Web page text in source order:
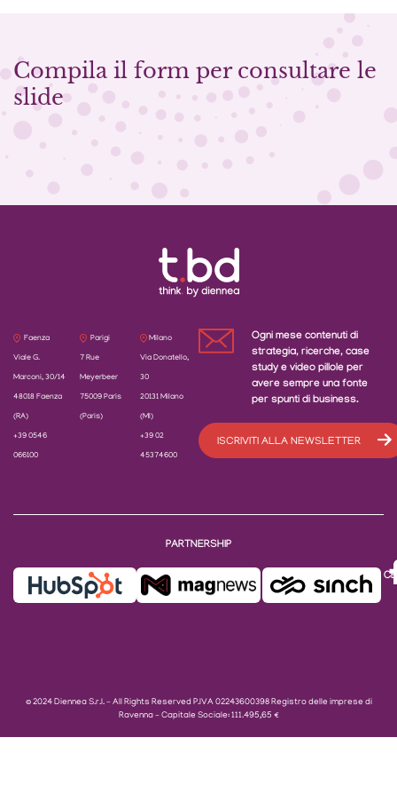
Compila il form per consultare le
slide
Faenza
Viale G.
Marconi, 30/14
48018 Faenza
(RA)
+39 0546
066100
Parigi
7 Rue
Meyerbeer
75009 Paris
(Paris)
Milano
Via Donatello,
30
20131 Milano
(MI)
+39 02
45374600
Ogni mese contenuti di
strategia, ricerche, case
study e video pillole per
avere sempre una fonte
per spunti di business.
ISCRIVITI ALLA NEWSLETTER
PARTNERSHIP
© 2024 Diennea S.r.l. – All Rights Reserved P.IVA 02243600398 Registro delle imprese di
Ravenna – Capitale Sociale: 111.495,65 €